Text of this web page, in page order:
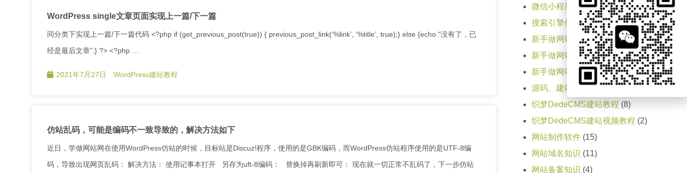
WordPress single文章页面实现上一篇/下一篇
同分类下实现上一篇/下一篇代码 <?php if (get_previous_post(true)) { previous_post_link(‘%link’, ‘%title’, true);} else {echo “没有了，已
经是最后文章”;} ?> <?php …
2021年7月27日 WordPress建站教程
仿站乱码，可能是编码不一致导致的，解决方法如下
近日，学做网站网在使用WordPress仿站的时候，目标站是Discuz!程序，使用的是GBK编码，而WordPress仿站程序使用的是UTF-8编
码，导致出现网页乱码： 解决方法： 使用记事本打开 另存为uft-8编码： 替换掉再刷新即可： 现在就一切正常不乱码了，下一步仿站
微信小程序
(5)
搜索引擎优化SEO教程 (1)
新手做网站教程（第一天）(15)
新手做网站教程（第三天）(1)
新手做网站教程（第二天） (4)
源码、建站程序大全
织梦DedeCMS建站教程 (8)
织梦DedeCMS建站视频教程 (2)
网站制作软件(15)
网站域名知识 (11)
网站备案知识 (4)